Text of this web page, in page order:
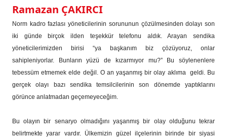
Ramazan ÇAKIRCI
Norm kadro fazlası yöneticilerinin sorununun çözülmesinden dolayı son
iki günde birçok ilden teşekkür telefonu aldık. Arayan sendika
yöneticilerimizden birisi “ya başkanım biz çözüyoruz, onlar
sahipleniyorlar. Bunların yüzü de kızarmıyor mu?” Bu söylenenlere
tebessüm etmemek elde değil. O an yaşanmış bir olay aklıma geldi. Bu
gerçek olayı bazı sendika temsilcilerinin son dönemde yaptıklarını
görünce anlatmadan geçemeyeceğim.
Bu olayın bir senaryo olmadığını yaşanmış bir olay olduğunu tekrar
belirtmekte yarar vardır. Ülkemizin güzel ilçelerinin birinde bir siyasi